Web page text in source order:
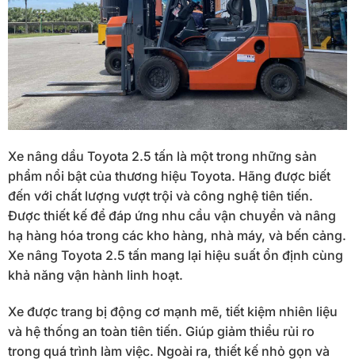
Xe nâng dầu Toyota 2.5 tấn là một trong những sản
phẩm nổi bật của thương hiệu Toyota. Hãng được biết
đến với chất lượng vượt trội và công nghệ tiên tiến.
Được thiết kế để đáp ứng nhu cầu vận chuyển và nâng
hạ hàng hóa trong các kho hàng, nhà máy, và bến cảng.
Xe nâng Toyota 2.5 tấn mang lại hiệu suất ổn định cùng
khả năng vận hành linh hoạt.
Xe được trang bị động cơ mạnh mẽ, tiết kiệm nhiên liệu
và hệ thống an toàn tiên tiến. Giúp giảm thiểu rủi ro
trong quá trình làm việc. Ngoài ra, thiết kế nhỏ gọn và